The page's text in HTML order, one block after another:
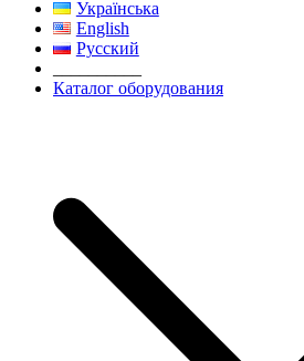
Українська
English
Русский
Каталог оборудования